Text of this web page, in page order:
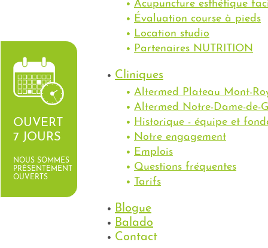
OUVERT
7 JOURS
NOUS SOMMES
PRÉSENTEMENT
OUVERTS
Acupuncture esthétique
Évaluation course à pieds
Location studio
Partenaires NUTRITION
Cliniques
Altermed Plateau Mont-
Altermed Notre-Dame-de-
Historique - équipe et
Notre engagement
Emplois
Questions fréquentes
Tarifs
Blogue
Balado
Contact